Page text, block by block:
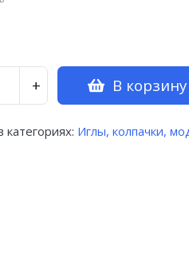
+ В корзину
категориях: Иглы, колпачки,